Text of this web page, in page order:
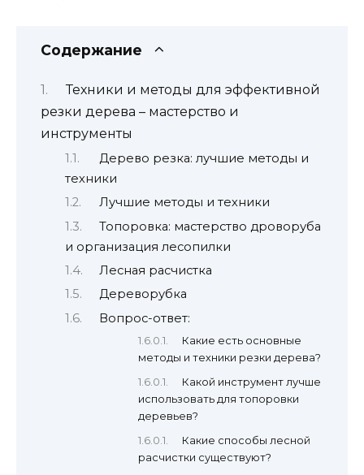
Содержание
Техники и методы для эффективной
резки дерева – мастерство и
инструменты
Дерево резка: лучшие методы и
техники
Лучшие методы и техники
Топоровка: мастерство дроворуба
и организация лесопилки
Лесная расчистка
Дереворубка
Вопрос-ответ:
Какие есть основные
методы и техники резки дерева?
Какой инструмент лучше
использовать для топоровки
деревьев?
Какие способы лесной
расчистки существуют?